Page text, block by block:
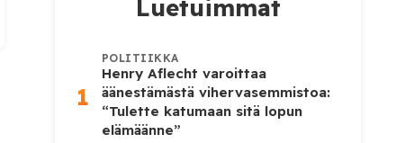
Luetuimmat
1
POLITIIKKA
Henry Aflecht varoittaa
äänestämästä vihervasemmistoa:
“Tulette katumaan sitä lopun
elämäänne”